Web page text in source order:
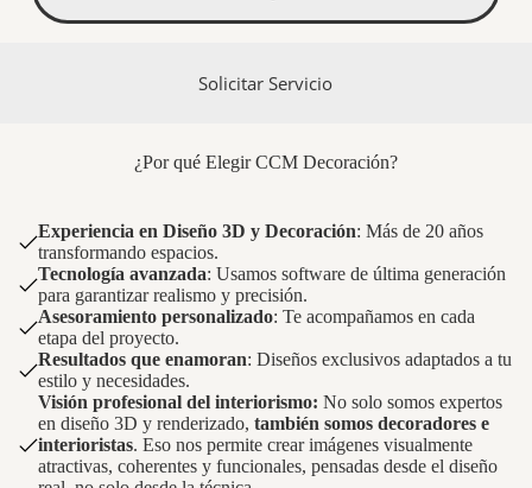
Solicitar Servicio
¿Por qué Elegir CCM Decoración?
Experiencia en Diseño 3D y Decoración: Más de 20 años
transformando espacios.
Tecnología avanzada: Usamos software de última generación
para garantizar realismo y precisión.
Asesoramiento personalizado: Te acompañamos en cada
etapa del proyecto.
Resultados que enamoran: Diseños exclusivos adaptados a tu
estilo y necesidades.
Visión profesional del interiorismo: No solo somos expertos
en diseño 3D y renderizado, también somos decoradores e
interioristas. Eso nos permite crear imágenes visualmente
atractivas, coherentes y funcionales, pensadas desde el diseño